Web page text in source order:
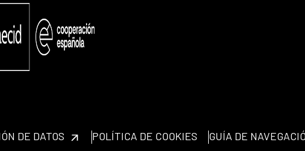
DE DATOS POLÍTICA DE COOKIES GUÍA DE